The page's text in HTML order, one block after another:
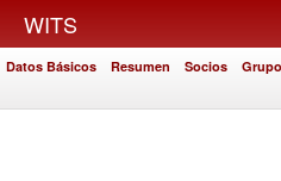
WITS
Datos Básicos Resumen Socios